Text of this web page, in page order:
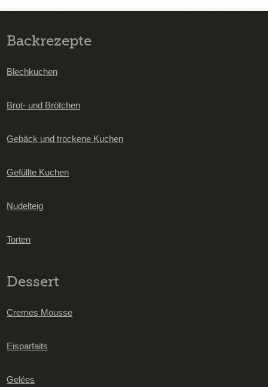
Backrezepte
Blechkuchen
Brot- und Brötchen
Gebäck und trockene Kuchen
Gefüllte Kuchen
Nudelteig
Torten
Dessert
Cremes Mousse
Eisparfaits
Gelées